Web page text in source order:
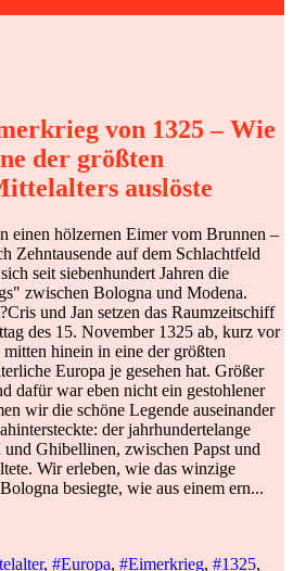
von 1325 – Wie
der größten
auslöste
einen hölzernen Eimer vom Brunnen –
Zehntausende auf dem Schlachtfeld
seit siebenhundert Jahren die
zwischen Bologna und Modena.
und Jan setzen das Raumzeitschiff
des 15. November 1325 ab, kurz vor
hinein in eine der größten
Europa je gesehen hat. Größer
dafür war eben nicht ein gestohlener
wir die schöne Legende auseinander
der jahrhundertelange
Ghibellinen, zwischen Papst und
Wir erleben, wie das winzige
besiegte, wie aus einem ern...
, #Europa, #Eimerkrieg, #1325,